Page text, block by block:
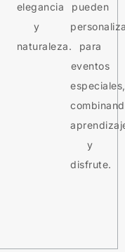
elegancia
y
naturaleza.
pueden
para
eventos
especiales,
y
disfrute.